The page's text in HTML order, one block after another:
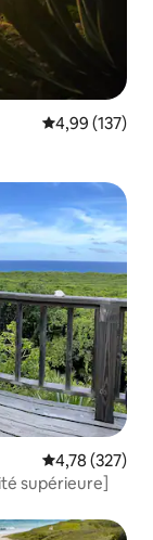
Évaluation
4,99 (137)
Évaluation
4,78 (327)
supérieure]